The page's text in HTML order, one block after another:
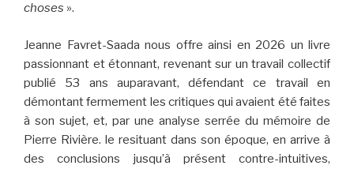
choses ».
Jeanne Favret-Saada nous offre ainsi en 2026 un livre
passionnant et étonnant, revenant sur un travail collectif
publié 53 ans auparavant, défendant ce travail en
démontant fermement les critiques qui avaient été faites
à son sujet, et, par une analyse serrée du mémoire de
Pierre Rivière. le resituant dans son époque, en arrive à
des conclusions jusqu’à présent contre-intuitives,